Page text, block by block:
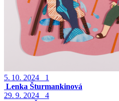
5. 10. 2024
1
Lenka Šturmankinová
29. 9. 2024
4